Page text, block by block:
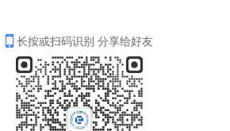
长按或扫码识别 分享给好友